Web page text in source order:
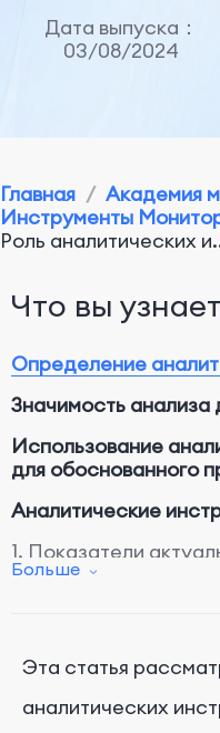
Дата выпуска：
03/08/2024
Главная / Академия
Инструменты
Роль аналитических
Что вы
Определение
Значимость
Использование
для обоснованного
Аналитические
1. Показатели
оптимизации
Больше
Эта статья
аналитических